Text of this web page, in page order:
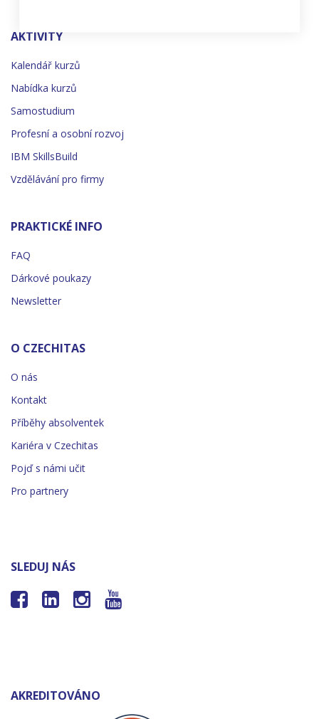
AKTIVITY
Kalendář kurzů
Nabídka kurzů
Samostudium
Profesní a osobní rozvoj
IBM SkillsBuild
Vzdělávání pro firmy
PRAKTICKÉ INFO
FAQ
Dárkové poukazy
Newsletter
O CZECHITAS
O nás
Kontakt
Příběhy absolventek
Kariéra v Czechitas
Pojď s námi učit
Pro partnery
SLEDUJ NÁS
   
AKREDITOVÁNO